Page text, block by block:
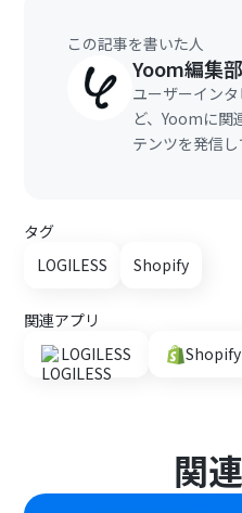
この記事を書いた人
Yoom編集部
ユーザーイン
ど、Yoomに関
テンツを発信し
タグ
LOGILESS
Shopify
関連アプリ
LOGILESS
Shopify
関